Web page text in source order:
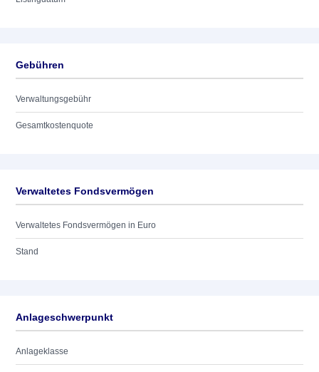
Gebühren
Verwaltungsgebühr
Gesamtkostenquote
Verwaltetes Fondsvermögen
Verwaltetes Fondsvermögen in Euro
Stand
Anlageschwerpunkt
Anlageklasse